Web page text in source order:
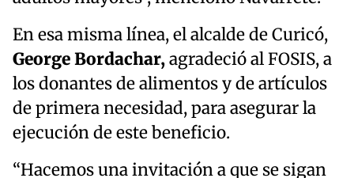
En esa misma línea, el alcalde de Curicó,
George Bordachar,agradeció al FOSIS, a
los donantes de alimentos y de artículos
de primera necesidad, para asegurar la
ejecución de este beneficio.
“Hacemos una invitación a que se sigan